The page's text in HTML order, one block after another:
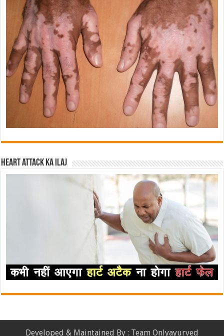
Heart attack ka ilaj
Developed & Maintained By : Team Onlyayurved